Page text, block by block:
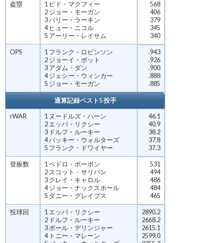
盗塁
1 ビド・マクフィー
2 ジョー・モーガン
3 バリー・ラーキン
4 ヒュー・ニコル
5 アーリー・レイサム
568
406
379
345
340
OPS
1 フランク・ロビンソン
2 ジョーイ・ボット
3 アダム・ダン
4 ジェシー・ウィンカー
5 ジョー・モーガン
.943
.926
.900
.888
.885
通算記録ベスト5 投手
rWAR
1 ヌードルズ・ハーン
2 エッパ・リクシー
3 ドルフ・ルーキー
4 バッキー・ウォルターズ
5 フランク・ドワイヤー
46.1
40.9
38.2
37.8
37.3
登板数
1 ペドロ・ボーボン
2 スコット・サリバン
3 クレイ・キャロル
4 ジョー・ナックスホール
5 ダニー・グレイブス
531
494
486
484
465
投球回
1 エッパ・リクシー
2 ドルフ・ルーキー
3 ポール・デリンジャー
4 トニー・マレーン
2890.2
2668.2
2615.1
2599.0